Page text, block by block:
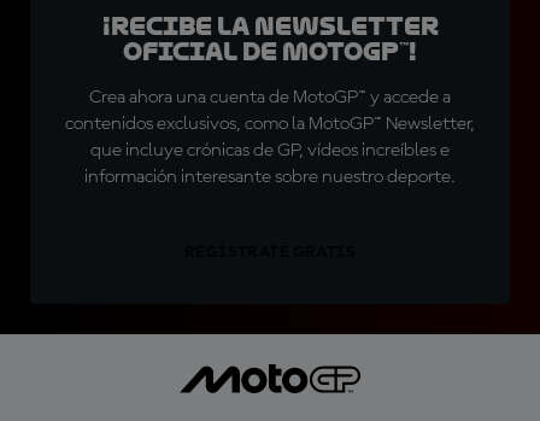
¡Recibe la Newsletter
oficial de MotoGP™!
Crea ahora una cuenta de MotoGP™ y accede a
contenidos exclusivos, como la MotoGP™ Newsletter,
que incluye crónicas de GP, vídeos increíbles e
información interesante sobre nuestro deporte.